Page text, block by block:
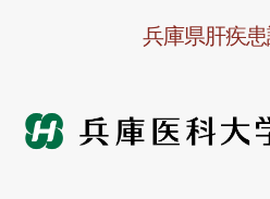
兵庫県肝疾